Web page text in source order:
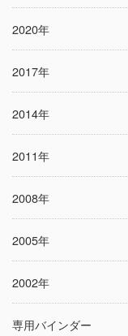
2020年
2017年
2014年
2011年
2008年
2005年
2002年
専用バインダー